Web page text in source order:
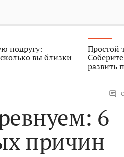
подругу:
вы близки
Простой
развить
6
причин